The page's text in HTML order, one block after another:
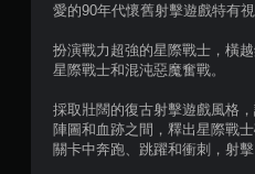
愛的90年代懷舊射擊遊戲特有視
扮演戰力超強的星際戰士，橫
星際戰士和混沌惡魔奮戰。
採取壯闊的復古射擊遊戲風格
陣圖和血跡之間，釋出星際戰
關卡中奔跑、跳躍和衝刺，射